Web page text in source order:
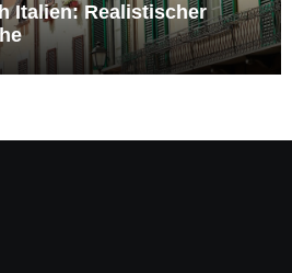
Italien: Realistischer